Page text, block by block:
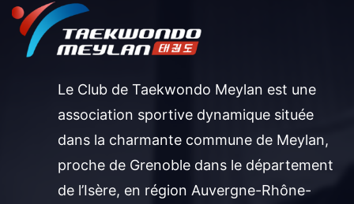
Le Club de Taekwondo Meylan est une
association sportive dynamique située
dans la charmante commune de Meylan,
proche de Grenoble dans le département
de l’Isère, en région Auvergne-Rhône-